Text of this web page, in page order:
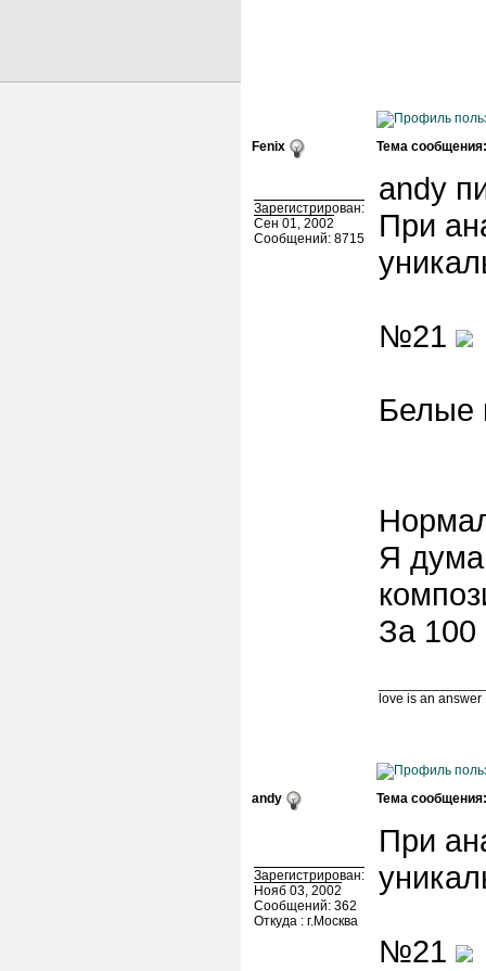
Fenix Тема сообщения:
Зарегистрирован:
Сен 01, 2002
Сообщений: 8715
andy
При
№21
Белые
Я
За 100
love is an answer
andy Тема сообщения:
Зарегистрирован:
Нояб 03, 2002
Сообщений: 362
Откуда : г.Москва
При
№21